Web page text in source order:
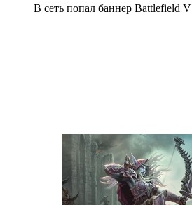
В сеть попал баннер Battlefield V